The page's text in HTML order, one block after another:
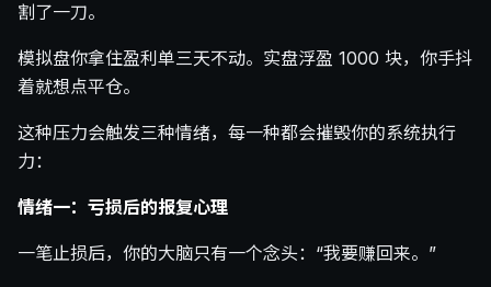
割了一刀。
模拟盘你拿住盈利单三天不动。实盘浮盈 1000 块，你手抖
着就想点平仓。
这种压力会触发三种情绪，每一种都会摧毁你的系统执行
力：
情绪一：亏损后的报复心理
一笔止损后，你的大脑只有一个念头：“我要赚回来。”